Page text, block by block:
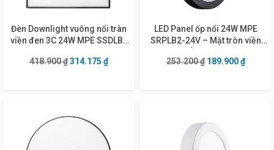
Đèn Downlight vuông nổi tràn
viền đen 3C 24W MPE SSDLB-
418.900₫ Giá gốc là: 418.900 ₫.
314.175 ₫Giá hiện tại là: 314.175 ₫.
LED Panel ốp nổi 24W MPE
SRPLB2-24V – Mặt tròn viền
253.200₫ Giá gốc là:
189.900₫Giá